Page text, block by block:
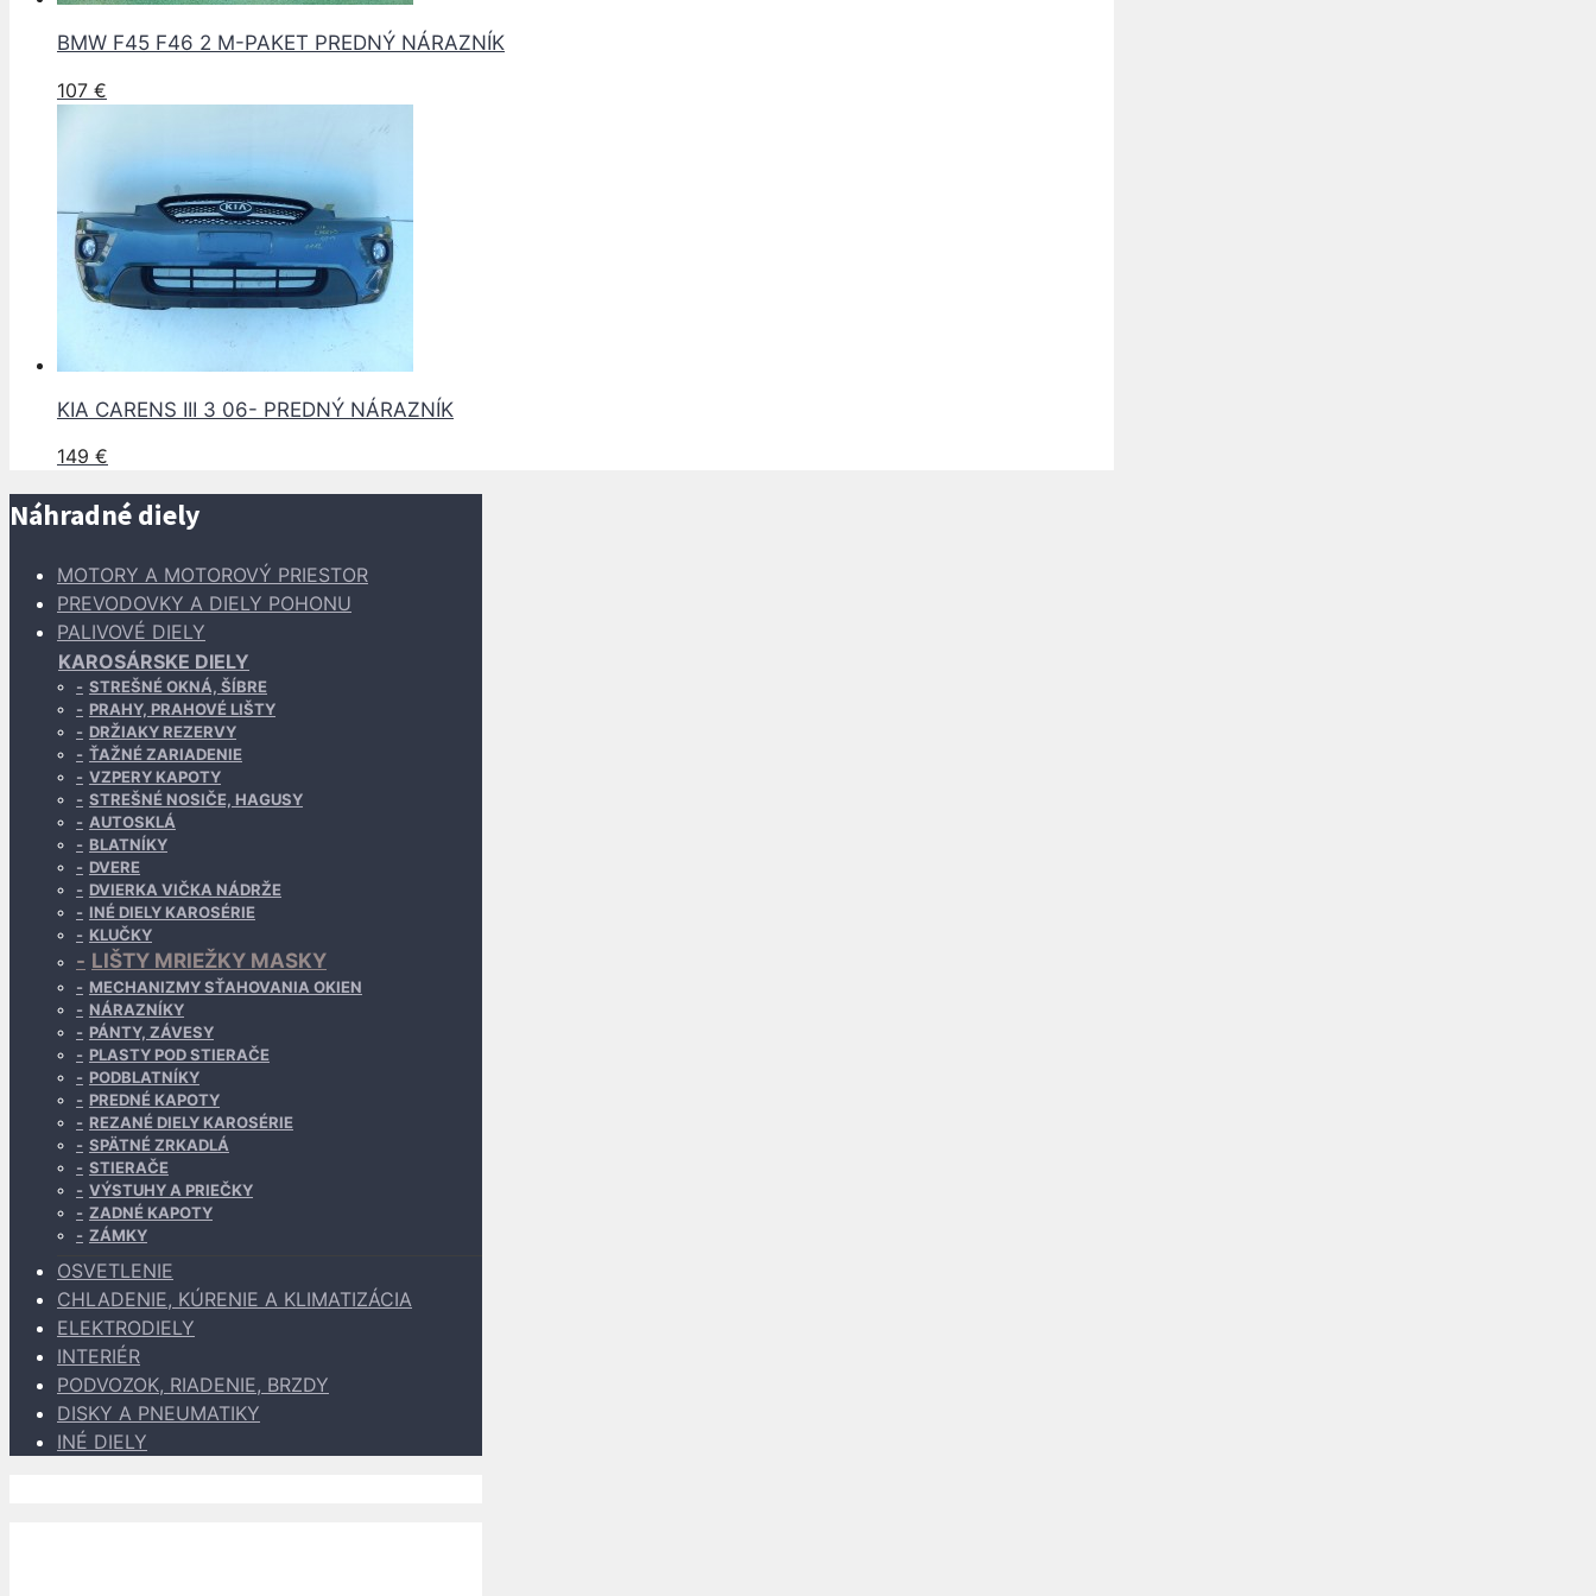
BMW F45 F46 2 M-PAKET PREDNÝ NÁRAZNÍK
107 €
KIA CARENS III 3 06- PREDNÝ NÁRAZNÍK
149 €
Náhradné diely
MOTORY A MOTOROVÝ PRIESTOR
PREVODOVKY A DIELY POHONU
PALIVOVÉ DIELY
KAROSÁRSKE DIELY
STREŠNÉ OKNÁ, ŠÍBRE
PRAHY, PRAHOVÉ LIŠTY
DRŽIAKY REZERVY
ŤAŽNÉ ZARIADENIE
VZPERY KAPOTY
STREŠNÉ NOSIČE, HAGUSY
AUTOSKLÁ
BLATNÍKY
DVERE
DVIERKA VIČKA NÁDRŽE
INÉ DIELY KAROSÉRIE
KLUČKY
LIŠTY MRIEŽKY MASKY
MECHANIZMY SŤAHOVANIA OKIEN
NÁRAZNÍKY
PÁNTY, ZÁVESY
PLASTY POD STIERAČE
PODBLATNÍKY
PREDNÉ KAPOTY
REZANÉ DIELY KAROSÉRIE
SPÄTNÉ ZRKADLÁ
STIERAČE
VÝSTUHY A PRIEČKY
ZADNÉ KAPOTY
ZÁMKY
OSVETLENIE
CHLADENIE, KÚRENIE A KLIMATIZÁCIA
ELEKTRODIELY
INTERIÉR
PODVOZOK, RIADENIE, BRZDY
DISKY A PNEUMATIKY
INÉ DIELY